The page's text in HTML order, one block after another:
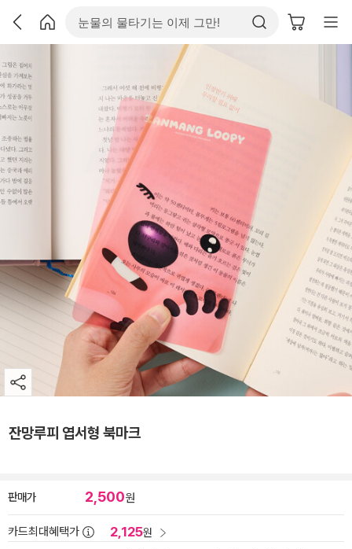
잔망루피 엽서형 북마크
판매가 2,500원
카드최대혜택가 2,125원